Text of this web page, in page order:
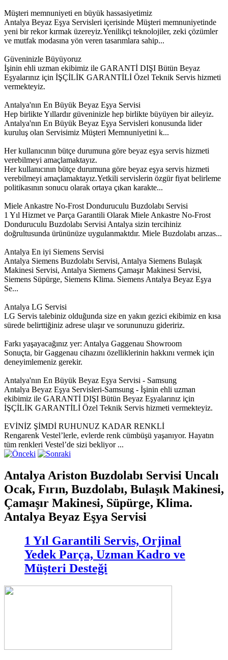
Müşteri memnuniyeti en büyük hassasiyetimiz
Antalya Beyaz Eşya Servisleri içerisinde Müşteri memnuniyetinde
yeni bir rekor kırmak üzereyiz.Yenilikçi teknolojiler, zeki çözümler
ve mutfak modasına yön veren tasarımlara sahip...
Güveninizle Büyüyoruz
İşinin ehli uzman ekibimiz ile GARANTİ DIŞI Bütün Beyaz
Eşyalarınız için İŞÇİLİK GARANTİLİ Özel Teknik Servis hizmeti
vermekteyiz.
Antalya'nın En Büyük Beyaz Eşya Servisi
Hep birlikte Yıllardır güveninizle hep birlikte büyüyen bir aileyiz.
Antalya'nın En Büyük Beyaz Eşya Servisleri konusunda lider
kuruluş olan Servisimiz Müşteri Memnuniyetini k...
Her kullanıcının bütçe durumuna göre beyaz eşya servis hizmeti
verebilmeyi amaçlamaktayız.
Her kullanıcının bütçe durumuna göre beyaz eşya servis hizmeti
verebilmeyi amaçlamaktayız.Yetkili servislerin özgür fiyat belirleme
politikasının sonucu olarak ortaya çıkan karakte...
Miele Ankastre No-Frost Donduruculu Buzdolabı Servisi
1 Yıl Hizmet ve Parça Garantili Olarak Miele Ankastre No-Frost
Donduruculu Buzdolabı Servisi Antalya sizin tercihiniz
doğrultusunda ürününüze uygulanmaktdır. Miele Buzdolabı arızas...
Antalya En iyi Siemens Servisi
Antalya Siemens Buzdolabı Servisi, Antalya Siemens Bulaşık
Makinesi Servisi, Antalya Siemens Çamaşır Makinesi Servisi,
Siemens Süpürge, Siemens Klima. Siemens Antalya Beyaz Eşya
Se...
Antalya LG Servisi
LG Servis talebiniz olduğunda size en yakın gezici ekibimiz en kısa
sürede belirttiğiniz adrese ulaşır ve sorununuzu gideririz.
Farkı yaşayacağınız yer: Antalya Gaggenau Showroom
Sonuçta, bir Gaggenau cihazını özelliklerinin hakkını vermek için
deneyimlemeniz gerekir.
Antalya'nın En Büyük Beyaz Eşya Servisi - Samsung
Antalya Beyaz Eşya Servisleri-Samsung - İşinin ehli uzman
ekibimiz ile GARANTİ DIŞI Bütün Beyaz Eşyalarınız için
İŞÇİLİK GARANTİLİ Özel Teknik Servis hizmeti vermekteyiz.
EVİNİZ ŞİMDİ RUHUNUZ KADAR RENKLİ
Rengarenk Vestel’lerle, evlerde renk cümbüşü yaşanıyor. Hayatın
tüm renkleri Vestel’de sizi bekliyor ...
Antalya Ariston Buzdolabı Servisi Uncalı
Ocak, Fırın, Buzdolabı, Bulaşık Makinesi,
Çamaşır Makinesi, Süpürge, Klima.
Antalya Beyaz Eşya Servisi
1 Yıl Garantili Servis, Orjinal
Yedek Parça, Uzman Kadro ve
Müşteri Desteği